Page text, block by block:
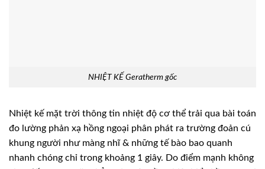
NHIỆT KẾ Geratherm gốc
Nhiệt kế mặt trời thông tin nhiệt độ cơ thể trải qua bài toán
đo lường phản xạ hồng ngoại phân phát ra trường đoản cú
khung người như màng nhĩ & những tế bào bao quanh
nhanh chóng chỉ trong khoảng 1 giây. Do điểm mạnh không